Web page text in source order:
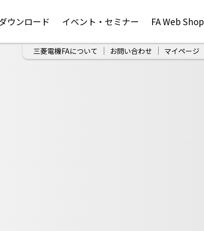
ウンロード イベント・セミナー FA Web Shop
三菱電機FAについて お問い合わせ マイページ